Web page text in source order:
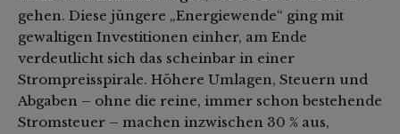
gehen. Diese jüngere „Energiewende“ ging mit
gewaltigen Investitionen einher, am Ende
verdeutlicht sich das scheinbar in einer
Strompreisspirale. Höhere Umlagen, Steuern und
Abgaben – ohne die reine, immer schon bestehende
Stromsteuer – machen inzwischen 30 % aus,